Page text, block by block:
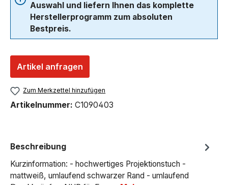
Auswahl und liefern Ihnen das komplette
Herstellerprogramm zum absoluten
Bestpreis.
Artikel anfragen
Zum Merkzettel hinzufügen
Artikelnummer: C1090403
Beschreibung
Kurzinformation: - hochwertiges Projektionstuch -
mattweiß, umlaufend schwarzer Rand - umlaufend